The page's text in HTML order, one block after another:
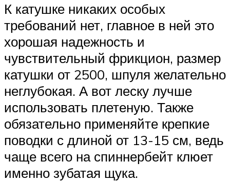
К катушке никаких особых
требований нет, главное в ней это
хорошая надежность и
чувствительный фрикцион, размер
катушки от 2500, шпуля желательно
неглубокая. А вот леску лучше
использовать плетеную. Также
обязательно применяйте крепкие
поводки с длиной от 13-15 см, ведь
чаще всего на спиннербейт клюет
именно зубатая щука.